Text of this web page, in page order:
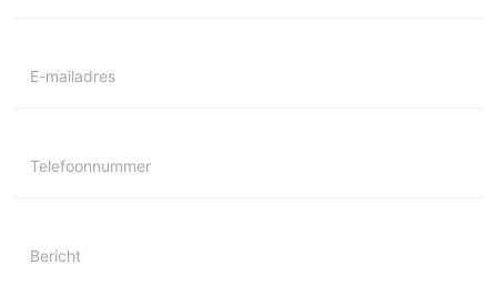
E-mailadres
Telefoonnummer
Bericht